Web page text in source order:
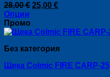
may
be
chosen
on
the
product
page
28,00€ Original
28,00 €.
25,00 €Текущата
25,00 €.
Опции
This
product
multiple
The
Промо
Без категория
Щека Colmic FIRE CARP-25